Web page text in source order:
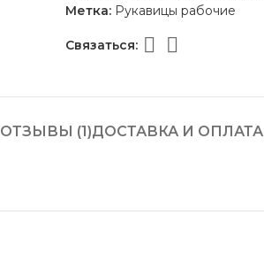
Метка: Рукавицы рабочие
Связаться:
ОТЗЫВЫ (1)ДОСТАВКА И ОПЛАТА